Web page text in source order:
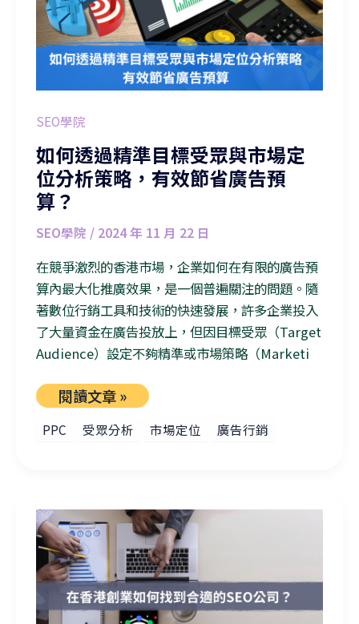
SEO學院
如何透過精準目標受眾與市場定
位分析策略，有效節省廣告預
算？
SEO學院 / 2024 年 11 月 22 日
在競爭激烈的香港市場，企業如何在有限的廣告預
算內最大化推廣效果，是一個普遍關注的問題。隨
著數位行銷工具和技術的快速發展，許多企業投入
了大量資金在廣告投放上，但因目標受眾（Target
Audience）設定不夠精準或市場策略（Marketi
閱讀文章 »
PPC 受眾分析 市場定位 廣告行銷
在香港創業如何找到合適的SEO公司？